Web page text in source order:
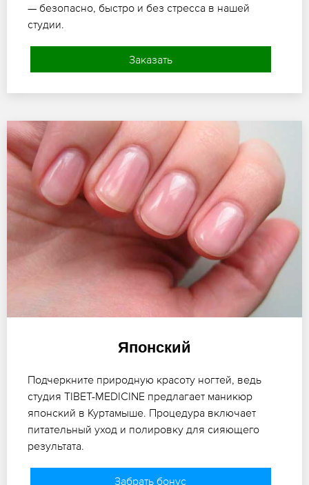
— безопасно, быстро и без стресса в нашей
студии.
Заказать
Японский
Подчеркните природную красоту ногтей, ведь
студия TIBET-MEDICINE предлагает маникюр
японский в Куртамыше. Процедура включает
питательный уход и полировку для сияющего
результата.
Забрать бонус